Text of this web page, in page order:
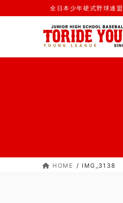
ン
ビ
全日本少年硬式野球連
HOME IMG_3138